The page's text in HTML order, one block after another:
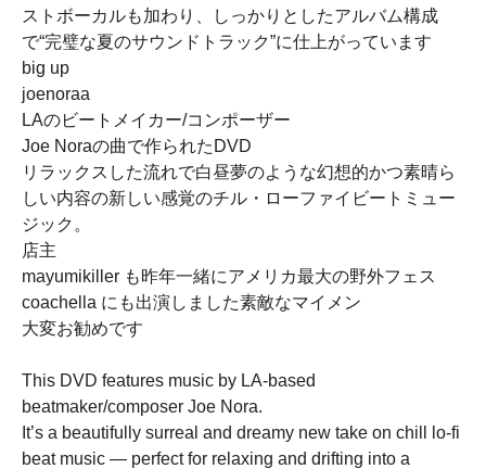
ストボーカルも加わり、しっかりとしたアルバム構成
で“完璧な夏のサウンドトラック”に仕上がっています
big up
joenoraa
LAのビートメイカー/コンポーザー
Joe Noraの曲で作られたDVD
リラックスした流れで白昼夢のような幻想的かつ素晴ら
しい内容の新しい感覚のチル・ローファイビートミュー
ジック。
店主
mayumikiller も昨年一緒にアメリカ最大の野外フェス
coachella にも出演しました素敵なマイメン
大変お勧めです
This DVD features music by LA-based
beatmaker/composer Joe Nora.
It’s a beautifully surreal and dreamy new take on chill lo-fi
beat music — perfect for relaxing and drifting into a